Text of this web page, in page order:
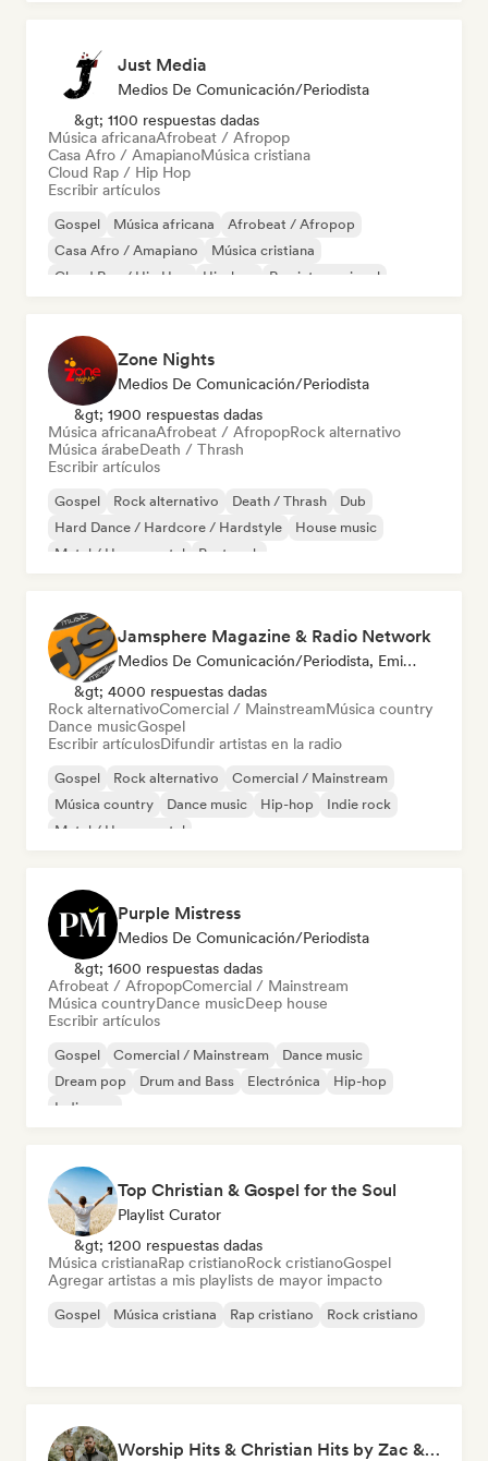
Just Media
Medios De Comunicación/Periodista
&gt; 1100 respuestas dadas
Música africanaAfrobeat / Afropop
Casa Afro / AmapianoMúsica cristiana
Cloud Rap / Hip Hop
Escribir artículos
Gospel Música africana
Afrobeat / Afropop
Casa Afro / Amapiano
Música cristiana
Cloud Rap / Hip Hop
Hip-hop Rap internacional
Zone Nights
Medios De Comunicación/Periodista
&gt; 1900 respuestas dadas
Música africanaAfrobeat / AfropopRock alternativo
Música árabeDeath / Thrash
Escribir artículos
Gospel Rock alternativo Death / Thrash
Dub
Hard Dance / Hardcore / Hardstyle
House music
Metal / Heavy metal
Post rock
Jamsphere Magazine & Radio Network
Medios De Comunicación/Periodista, Emisoras De Radio
&gt; 4000 respuestas dadas
Rock alternativoComercial / MainstreamMúsica country
Dance musicGospel
Escribir artículosDifundir artistas en la radio
Gospel Rock alternativo
Comercial / Mainstream
Música country
Dance music Hip-hop
Indie rock
Metal / Heavy metal
Purple Mistress
Medios De Comunicación/Periodista
&gt; 1600 respuestas dadas
Afrobeat / AfropopComercial / Mainstream
Música countryDance musicDeep house
Escribir artículos
Gospel Comercial / Mainstream
Dance music
Dream pop
Drum and Bass Electrónica
Hip-hop
Indie pop
Top Christian & Gospel for the Soul
Playlist Curator
&gt; 1200 respuestas dadas
Música cristianaRap cristianoRock cristianoGospel
Agregar artistas a mis playlists de mayor impacto
Gospel Música cristiana Rap cristiano Rock cristiano
Worship Hits & Christian Hits by Zac & Mikaela